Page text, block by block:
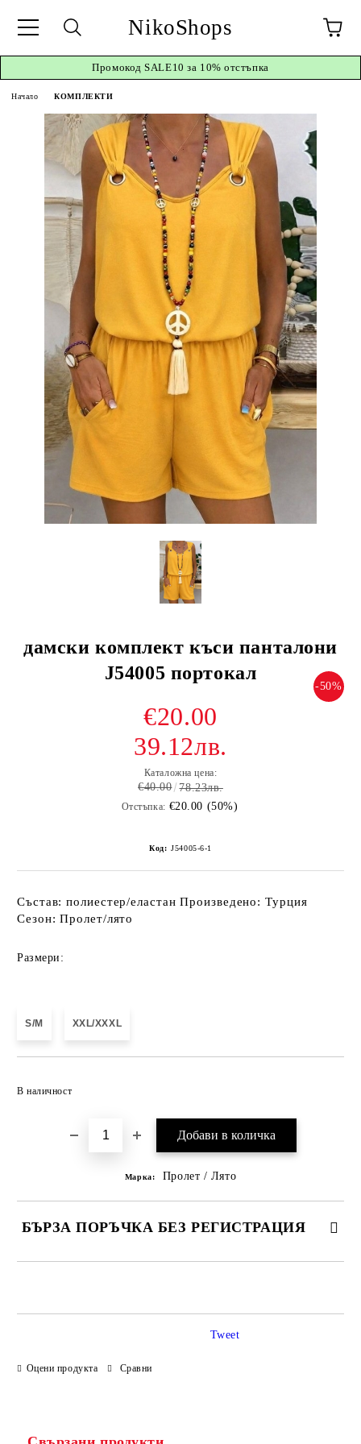
NikoShops
ПромокодSALE10 за 10% отстъпка
Начало КОМПЛЕКТИ
дамски комплект къси панталони
J54005 портокал
-50%
€20.00
39.12лв.
Каталожна цена:
€40.00 78.23лв.
Отстъпка: €20.00 (50%)
Код: J54005-6-1
Състав: полиестер/еластан Произведено: Турция
Сезон: Пролет/лято
Размери:
S/M XXL/XXXL
В наличност
Марка: Пролет / Лято
БЪРЗА ПОРЪЧКА БЕЗ РЕГИСТРАЦИЯ
Оцени продукта Сравни
Tweet